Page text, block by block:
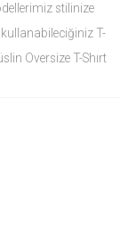
stilinize
T-
Oversize T-Shırt